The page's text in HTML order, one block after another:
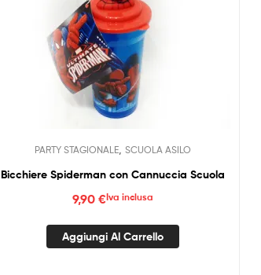
PARTY STAGIONALE, SCUOLA ASILO
Bicchiere Spiderman con Cannuccia Scuola
9,90 €Iva inclusa
Aggiungi Al Carrello